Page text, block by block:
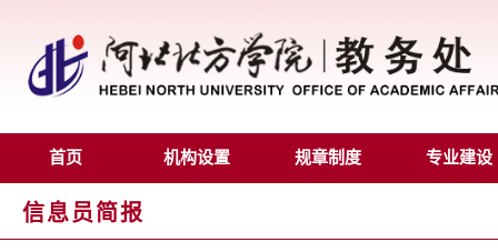
首页 机构设置 规章制度 专业建设
信息员简报